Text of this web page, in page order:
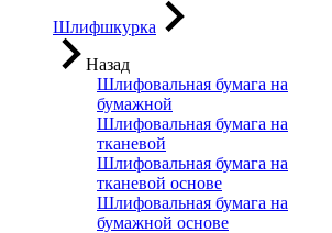
Шлифшкурка
Назад
Шлифовальная бумага на
бумажной
Шлифовальная бумага на
тканевой
Шлифовальная бумага на
тканевой основе
Шлифовальная бумага на
бумажной основе